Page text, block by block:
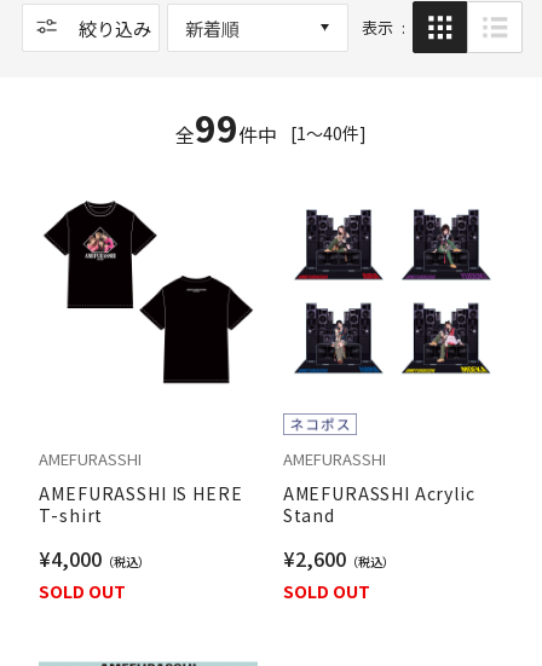
絞り込み 表示
新着順
[1～40件]
全99件中
SOLD OUT
AMEFURASSHI
AMEFURASSHI IS HERE
T-shirt
¥4,000
SOLD OUT
AMEFURASSHI
AMEFURASSHI Acrylic
Stand
¥2,600